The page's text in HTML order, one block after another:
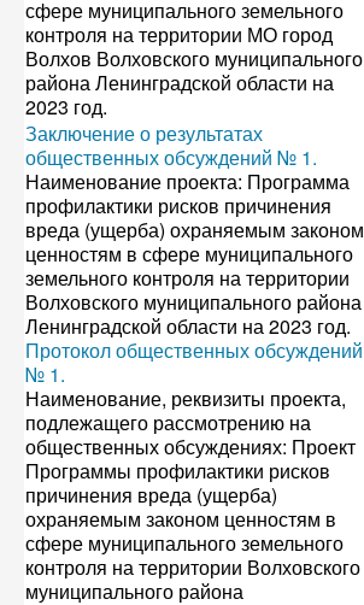
сфере муниципального земельного
контроля на территории МО город
Волхов Волховского муниципального
района Ленинградской области на
2023 год.
Заключение о результатах
общественных обсуждений № 1.
Наименование проекта: Программа
профилактики рисков причинения
вреда (ущерба) охраняемым законом
ценностям в сфере муниципального
земельного контроля на территории
Волховского муниципального района
Ленинградской области на 2023 год.
Протокол общественных обсуждений
№ 1.
Наименование, реквизиты проекта,
подлежащего рассмотрению на
общественных обсуждениях: Проект
Программы профилактики рисков
причинения вреда (ущерба)
охраняемым законом ценностям в
сфере муниципального земельного
контроля на территории Волховского
муниципального района